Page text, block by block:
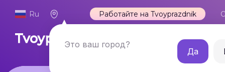
Ru
Это ваш город?
Да
Работайте на Tvoyprazdnik